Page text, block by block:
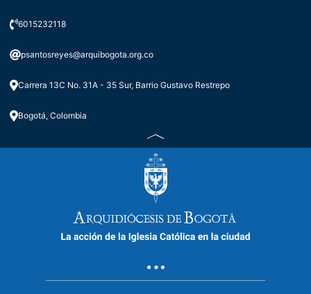
6015232118
psantosreyes@arquibogota.org.co
Carrera 13C No. 31A - 35 Sur, Barrio Gustavo Restrepo
Bogotá, Colombia